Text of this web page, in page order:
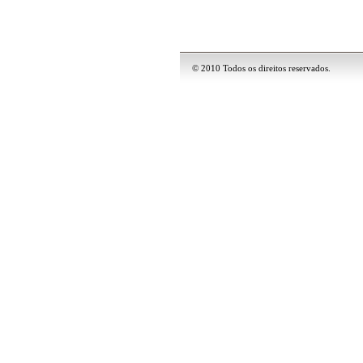
© 2010 Todos os direitos reservados.